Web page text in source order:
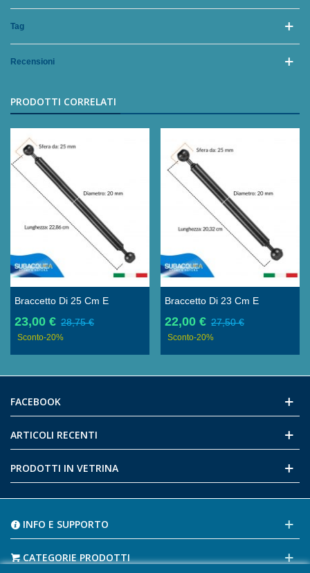
Tag
Recensioni
PRODOTTI CORRELATI
Braccetto Di 25 Cm E
Diametro 2 Cm In Carbonio
Galleggiante Per Staffe E
23,00 € 28,75 €
Sconto-20%
Braccetto Di 23 Cm E
Diametro 2 Cm In Carbonio
Galleggiante Per Staffe E
22,00 € 27,50 €
Sconto-20%
FACEBOOK
ARTICOLI RECENTI
PRODOTTI IN VETRINA
INFO E SUPPORTO
CATEGORIE PRODOTTI